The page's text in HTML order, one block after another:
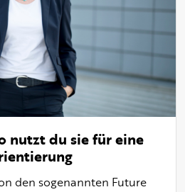
nutzt du sie für eine
den sogenannten Future